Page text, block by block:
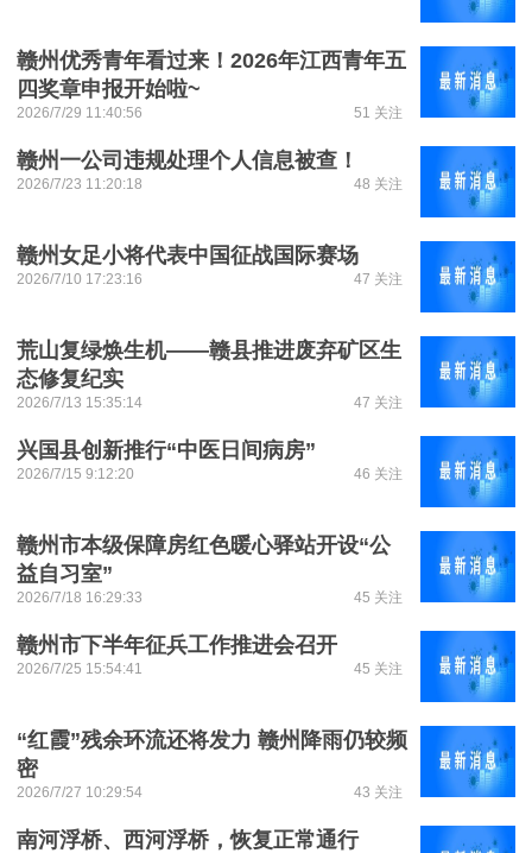
赣州优秀青年看过来！2026年江西青年五
四奖章申报开始啦~
2026/7/29 11:40:56 51 关注
赣州一公司违规处理个人信息被查！
2026/7/23 11:20:18 48 关注
赣州女足小将代表中国征战国际赛场
2026/7/10 17:23:16 47 关注
荒山复绿焕生机——赣县推进废弃矿区生
态修复纪实
2026/7/13 15:35:14 47 关注
兴国县创新推行“中医日间病房”
2026/7/15 9:12:20 46 关注
赣州市本级保障房红色暖心驿站开设“公
益自习室”
2026/7/18 16:29:33 45 关注
赣州市下半年征兵工作推进会召开
2026/7/25 15:54:41 45 关注
“红霞”残余环流还将发力 赣州降雨仍较频
密
2026/7/27 10:29:54 43 关注
南河浮桥、西河浮桥，恢复正常通行